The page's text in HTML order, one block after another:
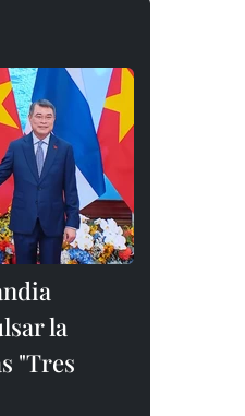
la
"Tres